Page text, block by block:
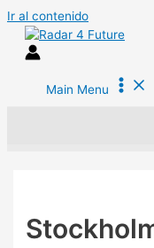
Ir al contenido
Main Menu